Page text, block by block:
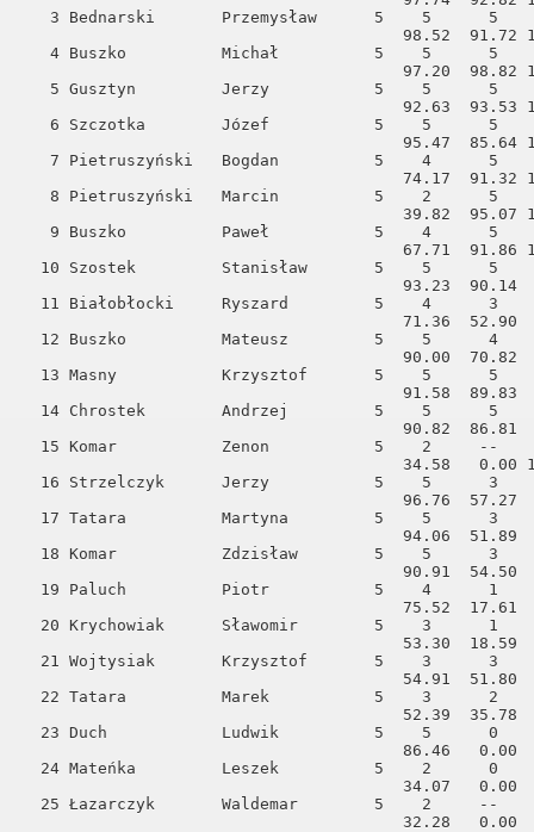
3 Bednarski       Przemysław      5    5
4 Buszko          Michał          5    5
5 Gusztyn         Jerzy           5    5
6 Szczotka        Józef           5    5
7 Pietruszyński   Bogdan          5    4
8 Pietruszyński   Marcin          5    2
9 Buszko          Paweł           5    4
10 Szostek         Stanisław       5    5
11 Białobłocki     Ryszard         5    4
12 Buszko          Mateusz         5    5
13 Masny           Krzysztof       5    5
14 Chrostek        Andrzej         5    5
15 Komar           Zenon           5    2
16 Strzelczyk      Jerzy           5    5
17 Tatara          Martyna         5    5
18 Komar           Zdzisław        5    5
19 Paluch          Piotr           5    4
20 Krychowiak      Sławomir        5    3
21 Wojtysiak       Krzysztof       5    3
22 Tatara          Marek           5    3
23 Duch            Ludwik          5    5
24 Mateńka         Leszek          5    2
25 Łazarczyk       Waldemar        5    2